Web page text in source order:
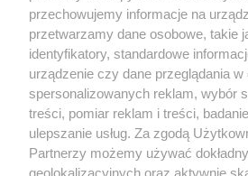
tym także elektroniczny lub mechaniczny) na
eksploatacji w jakiejkolwiek formie, włącznie
Internecie bez pisemnej zgody właściciela
wykorzystanie utworów w całości lub w
tzn. bez właściwej zgody, jest zabronione
ścigane prawnie.
przechowujemy informacje na
przetwarzamy dane osobowe, takie
identyfikatory, standardowe
urządzenie czy dane przeglądania w
spersonalizowanych reklam, wybór
treści, pomiar reklam i treści,
ulepszanie usług. Za zgodą
Partnerzy możemy używać
geolokalizacyjnych oraz aktywnie